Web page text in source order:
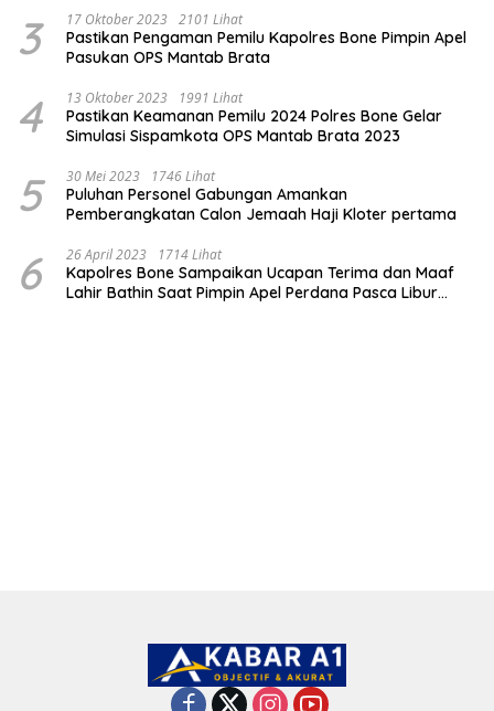
3 17 Oktober 2023 2101 Lihat
Pastikan Pengaman Pemilu Kapolres Bone Pimpin Apel
Pasukan OPS Mantab Brata
4 13 Oktober 2023 1991 Lihat
Pastikan Keamanan Pemilu 2024 Polres Bone Gelar
Simulasi Sispamkota OPS Mantab Brata 2023
5 30 Mei 2023 1746 Lihat
Puluhan Personel Gabungan Amankan
Pemberangkatan Calon Jemaah Haji Kloter pertama
6 26 April 2023 1714 Lihat
Kapolres Bone Sampaikan Ucapan Terima dan Maaf
Lahir Bathin Saat Pimpin Apel Perdana Pasca Libur